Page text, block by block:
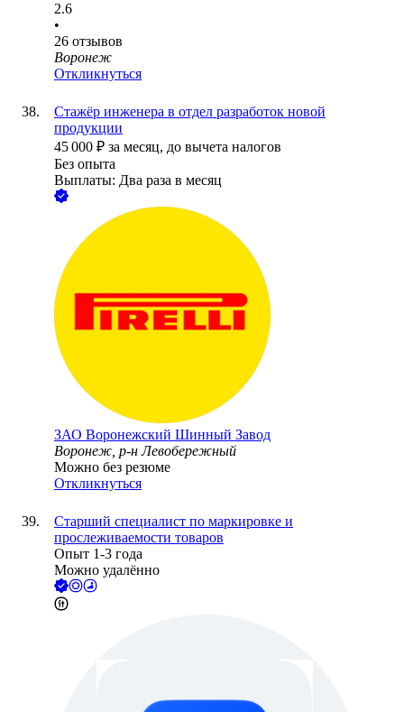
2.6
•
26 отзывов
Воронеж
Откликнуться
Стажёр инженера в отдел разработок новой
продукции
45 000 ₽ за месяц, до вычета налогов
Без опыта
Выплаты: Два раза в месяц
ЗАО Воронежский Шинный Завод
Воронеж, р-н Левобережный
Можно без резюме
Откликнуться
Старший специалист по маркировке и
прослеживаемости товаров
Опыт 1-3 года
Можно удалённо